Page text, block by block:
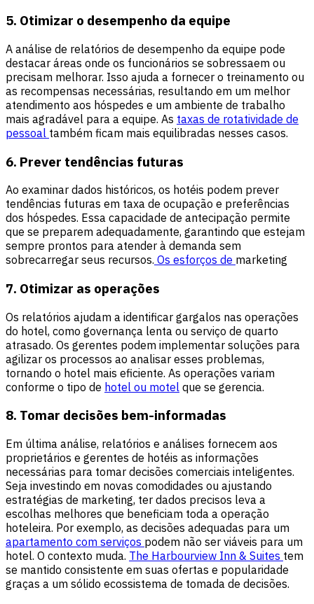
5. Otimizar o desempenho da equipe
A análise de relatórios de desempenho da equipe pode
destacar áreas onde os funcionários se sobressaem ou
precisam melhorar. Isso ajuda a fornecer o treinamento ou
as recompensas necessárias, resultando em um melhor
atendimento aos hóspedes e um ambiente de trabalho
mais agradável para a equipe. As taxas de rotatividade de
pessoal também ficam mais equilibradas nesses casos.
6. Prever tendências futuras
Ao examinar dados históricos, os hotéis podem prever
tendências futuras em taxa de ocupação e preferências
dos hóspedes. Essa capacidade de antecipação permite
que se preparem adequadamente, garantindo que estejam
sempre prontos para atender à demanda sem
sobrecarregar seus recursos. Os esforços de marketing
7. Otimizar as operações
Os relatórios ajudam a identificar gargalos nas operações
do hotel, como governança lenta ou serviço de quarto
atrasado. Os gerentes podem implementar soluções para
agilizar os processos ao analisar esses problemas,
tornando o hotel mais eficiente. As operações variam
conforme o tipo de hotel ou motel que se gerencia.
8. Tomar decisões bem-informadas
Em última análise, relatórios e análises fornecem aos
proprietários e gerentes de hotéis as informações
necessárias para tomar decisões comerciais inteligentes.
Seja investindo em novas comodidades ou ajustando
estratégias de marketing, ter dados precisos leva a
escolhas melhores que beneficiam toda a operação
hoteleira. Por exemplo, as decisões adequadas para um
apartamento com serviços podem não ser viáveis para um
hotel. O contexto muda. The Harbourview Inn & Suites tem
se mantido consistente em suas ofertas e popularidade
graças a um sólido ecossistema de tomada de decisões.